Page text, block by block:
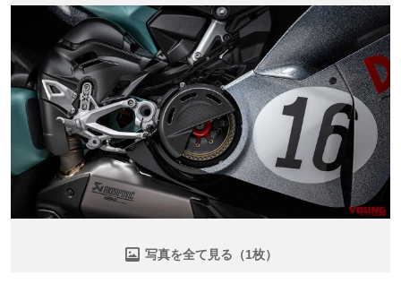
写真を全て見る（1枚）